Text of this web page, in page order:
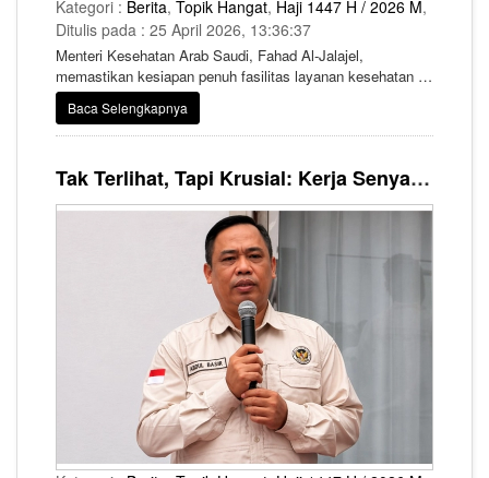
Kategori : Berita, Topik Hangat, Haji 1447 H / 2026 M,
Ditulis pada : 25 April 2026, 13:36:37
Menteri Kesehatan Arab Saudi, Fahad Al-Jalajel,
memastikan kesiapan penuh fasilitas layanan kesehatan di
Makkah untuk melayani jemaah selama musim haji.
Kepastian ini disampaikan usai dirinya menuntaskan
inspeksi lapangan selama dua hari di sejumlah titik layanan
Baca Selengkapnya
Tak Terlihat, Tapi Krusial: Kerja Senyap Petugas Jaga Bagasi Jemaah di Madinah